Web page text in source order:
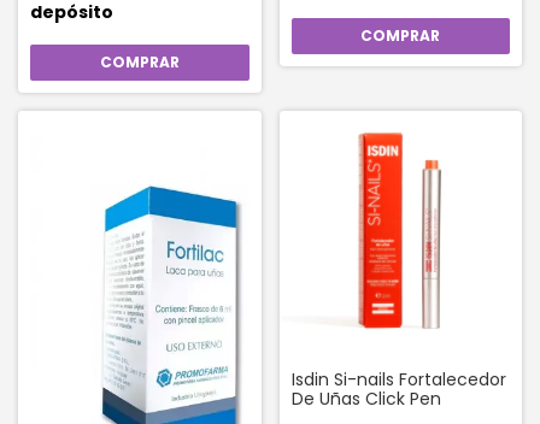
depósito
Isdin Si-nails Fortalecedor
De Uñas Click Pen